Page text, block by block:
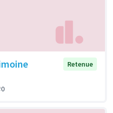
Retenue
0